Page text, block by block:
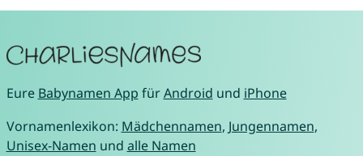
Eure Babynamen App fürAndroid und iPhone
Vornamenlexikon: Mädchennamen, Jungennamen,
Unisex-Namen und alle Namen